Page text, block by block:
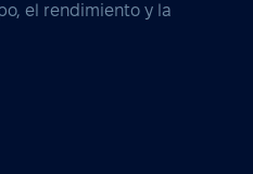
el rendimiento y la